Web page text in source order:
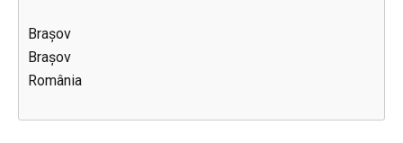
Brașov
Brașov
România